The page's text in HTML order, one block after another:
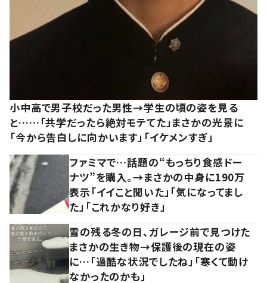
小中高で男子校だった男性→学生の頃の姿を見る
と……「共学だったら絶対モテてた」まさかの光景に
「今から告白しに向かいます」「イケメンすぎ」
ファミマで…話題の“もっちり食感ドー
ナツ”を購入。→まさかの中身に190万
表示「イイこと聞いた」「気になってまし
た」「これかなり好き」
雪の残る冬の日、ガレージ前で見つけた
まさかの生き物→保護後の現在の姿
に…「過酷な状況でしたね」「寒くて動け
なかったのかも」